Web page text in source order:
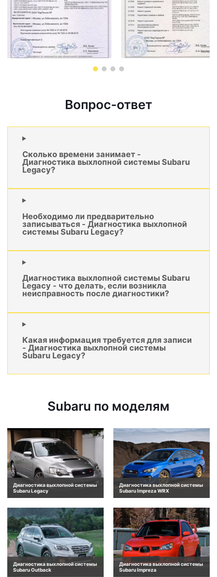
Вопрос-ответ
Сколько времени занимает -
Диагностика выхлопной системы Subaru
Legacy?
Необходимо ли предварительно
записываться - Диагностика выхлопной
системы Subaru Legacy?
Диагностика выхлопной системы Subaru
Legacy - что делать, если возникла
неисправность после диагностики?
Какая информация требуется для записи
- Диагностика выхлопной системы
Subaru Legacy?
Subaru по моделям
Диагностика выхлопной системы
Subaru Legacy
Диагностика выхлопной системы
Subaru Impreza WRX
Диагностика выхлопной системы
Subaru Outback
Диагностика выхлопной системы
Subaru Impreza